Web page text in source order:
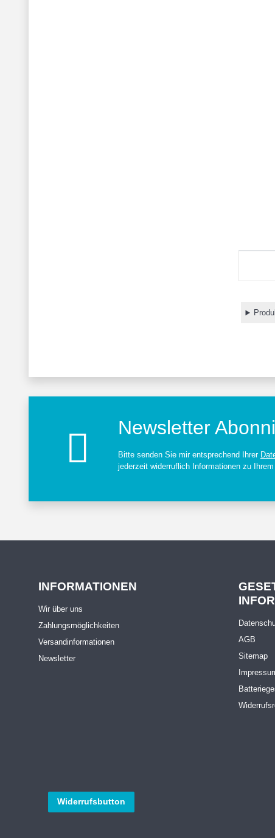
Newsletter
Bitte senden Sie mir entsprechend Ihrer
jederzeit widerruflich Informationen zu
INFORMATIONEN
Wir über uns
Zahlungsmöglichkeiten
Versandinformationen
Newsletter
AGB
Sitemap
Widerrufsbutton